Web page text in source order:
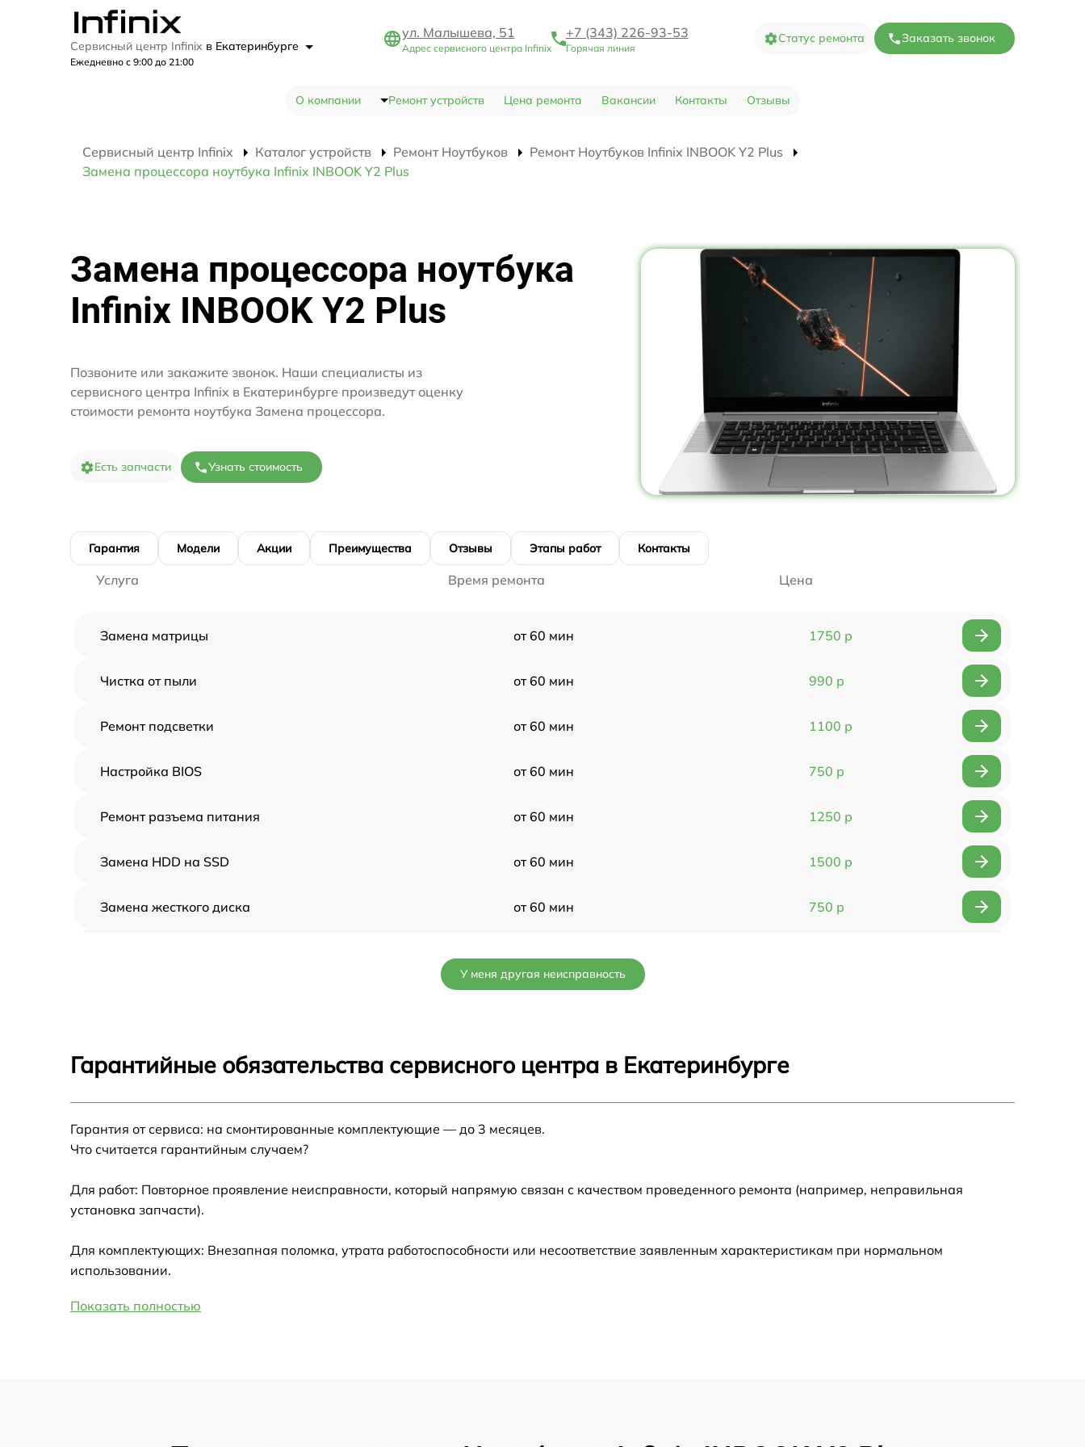
Сервисный центр Infinix в Екатеринбурге
Ежедневно с 9:00 до 21:00
ул. Малышева, 51
Адрес сервисного центра Infinix
+7 (343) 226-93-53
Горячая линия
Статус ремонта Заказать звонок
О компании Ремонт устройств Цена ремонта Вакансии Контакты Отзывы
Сервисный центр Infinix Каталог устройств Ремонт Ноутбуков
Ремонт Ноутбуков Infinix INBOOK Y2 Plus
Замена процессора ноутбука Infinix INBOOK Y2 Plus
Замена процессора ноутбука
Infinix INBOOK Y2 Plus
Позвоните или закажите звонок. Наши специалисты из
сервисного центра Infinix в Екатеринбурге произведут оценку
стоимости ремонта ноутбука Замена процессора.
Есть запчасти Узнать стоимость
Гарантия Модели Акции Преимущества Отзывы Этапы работ Контакты
Услуга Время ремонта Цена
Замена матрицы от 60 мин 1750 р
Чистка от пыли от 60 мин 990 р
Ремонт подсветки от 60 мин 1100 р
Настройка BIOS от 60 мин 750 р
Ремонт разъема питания от 60 мин 1250 р
Замена HDD на SSD от 60 мин 1500 р
Замена жесткого диска от 60 мин 750 р
Замена HDMI от 60 мин
Замена динамиков
Замена южного моста
У меня другая неисправность
Гарантийные обязательства сервисного центра в Екатеринбурге
Гарантия от сервиса: на смонтированные комплектующие — до 3 месяцев.
Что считается гарантийным случаем?
Для работ: Повторное проявление неисправности, который напрямую связан с качеством проведенного ремонта (например, неправильная
установка запчасти).
Для комплектующих: Внезапная поломка, утрата работоспособности или несоответствие заявленным характеристикам при нормальном
использовании.
Показать полностью